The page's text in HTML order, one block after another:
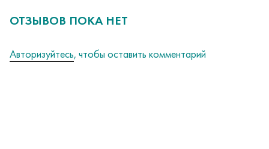
ОТЗЫВОВ ПОКА НЕТ
Авторизуйтесь, чтобы оставить комментарий